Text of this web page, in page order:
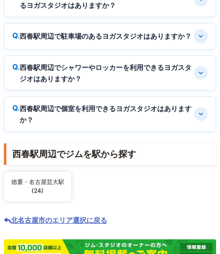
るヨガスタジオはありますか？
西春駅周辺で駐車場のあるヨガスタジオはありますか？
西春駅周辺でシャワーやロッカーを利用できるヨガスタ
ジオはありますか？
西春駅周辺で個室を利用できるヨガスタジオはあります
か？
西春駅周辺でジムを駅から探す
徳重・名古屋芸大駅
(24)
北名古屋市のエリア選択に戻る